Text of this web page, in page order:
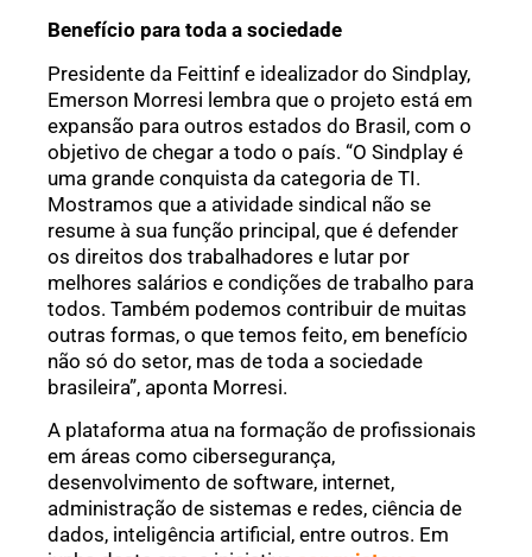
Benefício para toda a sociedade
Presidente da Feittinf e idealizador do Sindplay,
Emerson Morresi lembra que o projeto está em
expansão para outros estados do Brasil, com o
objetivo de chegar a todo o país. “O Sindplay é
uma grande conquista da categoria de TI.
Mostramos que a atividade sindical não se
resume à sua função principal, que é defender
os direitos dos trabalhadores e lutar por
melhores salários e condições de trabalho para
todos. Também podemos contribuir de muitas
outras formas, o que temos feito, em benefício
não só do setor, mas de toda a sociedade
brasileira”, aponta Morresi.
A plataforma atua na formação de profissionais
em áreas como cibersegurança,
desenvolvimento de software, internet,
administração de sistemas e redes, ciência de
dados, inteligência artificial, entre outros. Em